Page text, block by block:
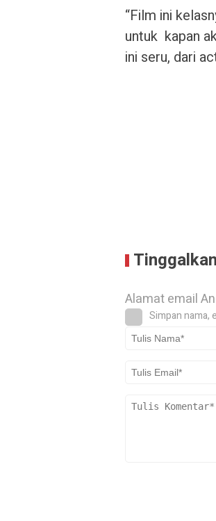
“Film ini
untuk kapan
ini seru, dari
Alamat email
Simpan nama,